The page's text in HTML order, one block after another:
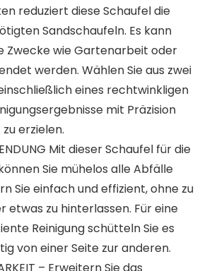
reduziert diese Schaufel die
Sandschaufeln. Es kann
Zwecke wie Gartenarbeit oder
werden. Wählen Sie aus zwei
eines rechtwinkligen
mit Präzision
erzielen.
Mit dieser Schaufel für die
Sie mühelos alle Abfälle
Sie einfach und effizient, ohne zu
etwas zu hinterlassen. Für eine
Reinigung schütteln Sie es
von einer Seite zur anderen.
– Erweitern Sie das